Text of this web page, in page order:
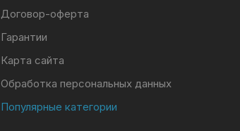
Договор-оферта
Гарантии
Карта сайта
Обработка персональных данных
Популярные категории